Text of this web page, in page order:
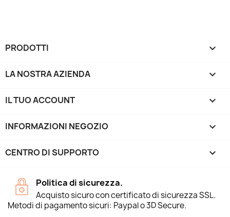
PRODOTTI 
LA NOSTRA AZIENDA 
IL TUO ACCOUNT 
INFORMAZIONI NEGOZIO keyboard_arrow_down
CENTRO DI SUPPORTO 
Politica di sicurezza.
Acquisto sicuro con certificato di sicurezza SSL.
Metodi di pagamento sicuri: Paypal o 3D Secure.